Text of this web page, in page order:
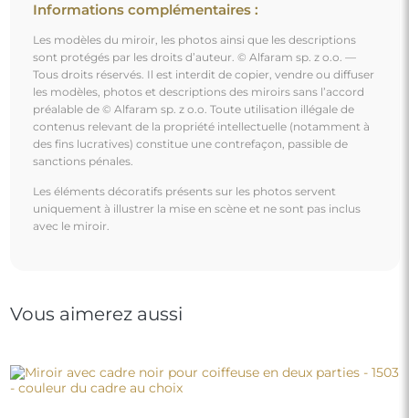
Informations complémentaires :
Les modèles du miroir, les photos ainsi que les descriptions
sont protégés par les droits d’auteur. © Alfaram sp. z o.o. —
Tous droits réservés. Il est interdit de copier, vendre ou diffuser
les modèles, photos et descriptions des miroirs sans l’accord
préalable de © Alfaram sp. z o.o. Toute utilisation illégale de
contenus relevant de la propriété intellectuelle (notamment à
des fins lucratives) constitue une contrefaçon, passible de
sanctions pénales.
Les éléments décoratifs présents sur les photos servent
uniquement à illustrer la mise en scène et ne sont pas inclus
avec le miroir.
Vous aimerez aussi